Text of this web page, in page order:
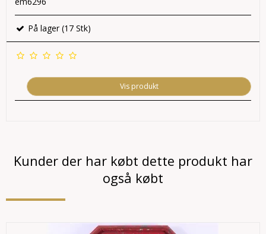
På lager (17 Stk)
Vis produkt
Kunder der har købt dette produkt har
også købt